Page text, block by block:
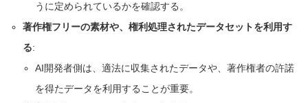
うに定められているかを確認する。
著作権フリーの素材や、権利処理されたデータセットを利用す
る:
AI開発者側は、適法に収集されたデータや、著作権者の許諾
を得たデータを利用することが重要。